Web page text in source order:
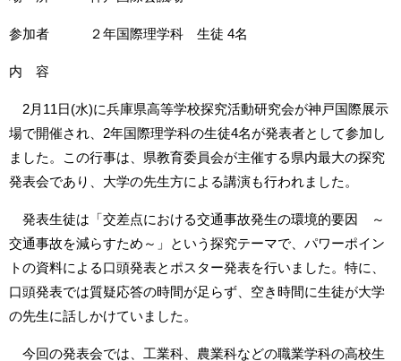
参加者 ２年国際理学科 生徒 4名
内 容
2月11日(水)に兵庫県高等学校探究活動研究会が神戸国際展示
場で開催され、2年国際理学科の生徒4名が発表者として参加し
ました。この行事は、県教育委員会が主催する県内最大の探究
発表会であり、大学の先生方による講演も行われました。
発表生徒は「交差点における交通事故発生の環境的要因 ～
交通事故を減らすため～」という探究テーマで、パワーポイン
トの資料による口頭発表とポスター発表を行いました。特に、
口頭発表では質疑応答の時間が足らず、空き時間に生徒が大学
の先生に話しかけていました。
今回の発表会では、工業科、農業科などの職業学科の高校生